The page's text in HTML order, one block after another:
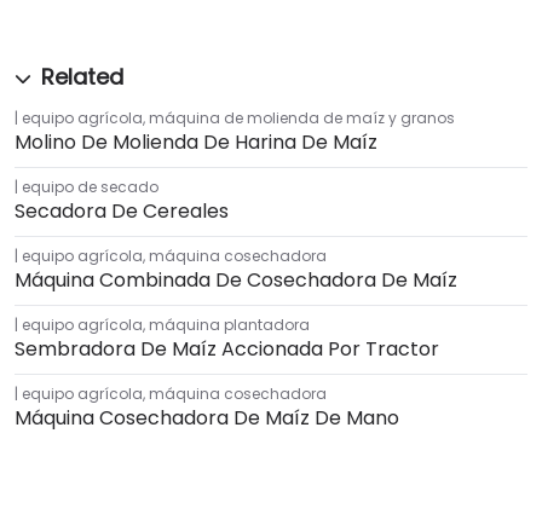
equipo agrícola, máquina de molienda de maíz y granos
Molino De Molienda De Harina De Maíz
equipo de secado
Secadora De Cereales
equipo agrícola, máquina cosechadora
Máquina Combinada De Cosechadora De Maíz
equipo agrícola, máquina plantadora
Sembradora De Maíz Accionada Por Tractor
equipo agrícola, máquina cosechadora
Máquina Cosechadora De Maíz De Mano